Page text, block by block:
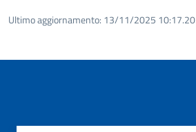
Ultimo aggiornamento: 13/11/2025 10:17.20